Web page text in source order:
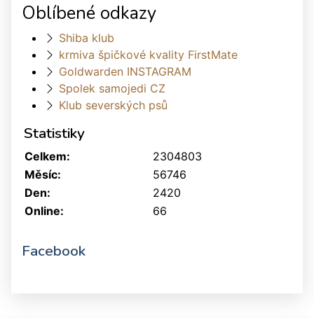
Oblíbené odkazy
Shiba klub
krmiva špičkové kvality FirstMate
Goldwarden INSTAGRAM
Spolek samojedi CZ
Klub severských psů
Statistiky
Online: 66
Celkem:
2304803
Měsíc:
56746
Den:
2420
Facebook